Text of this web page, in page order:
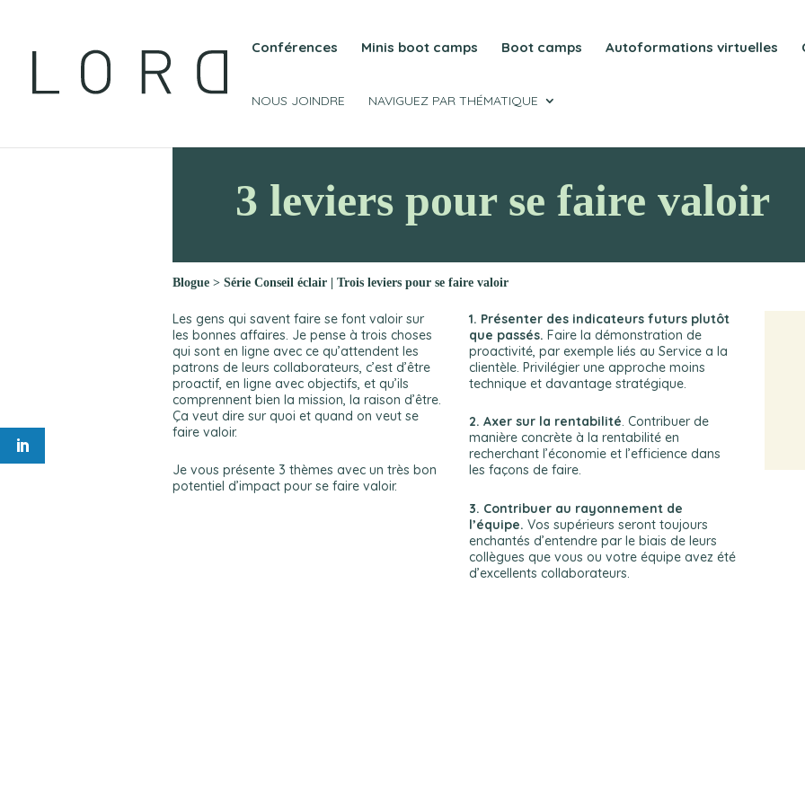
Conférences Minis boot camps Boot camps Autoformations virtuelles
NOUS JOINDRE NAVIGUEZ PAR THÉMATIQUE
3 leviers pour se faire valoir
Blogue > Série Conseil éclair | Trois leviers pour se faire valoir
Les gens qui savent faire se font valoir sur
les bonnes affaires. Je pense à trois choses
qui sont en ligne avec ce qu’attendent les
patrons de leurs collaborateurs, c’est d’être
proactif, en ligne avec objectifs, et qu’ils
comprennent bien la mission, la raison d’être.
Ça veut dire sur quoi et quand on veut se
faire valoir.
Je vous présente 3 thèmes avec un très bon
potentiel d’impact pour se faire valoir.
1. Présenter des indicateurs futurs plutôt
que passés. Faire la démonstration de
proactivité, par exemple liés au Service a la
clientèle. Privilégier une approche moins
technique et davantage stratégique.
2. Axer sur la rentabilité. Contribuer de
manière concrète à la rentabilité en
recherchant l’économie et l’efficience dans
les façons de faire.
3. Contribuer au rayonnement de
l’équipe. Vos supérieurs seront toujours
enchantés d’entendre par le biais de leurs
collègues que vous ou votre équipe avez été
d’excellents collaborateurs.